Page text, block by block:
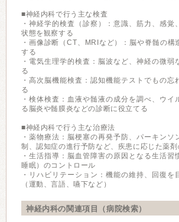
■神経内科で行う主な検査
・神経学的検査（診察）：意識、筋力、感覚
状態を観察する
・画像診断（CT、MRIなど）：脳や脊髄の構
する
・電気生理学的検査：脳波など、神経の微弱
る
・高次脳機能検査：認知機能テストでもの忘
る
・検体検査：血液や髄液の成分を調べ、ウイ
る脳炎や髄膜炎などの診断に役立てる
■神経内科で行う主な治療法
・薬物療法：脳梗塞の再発予防、パーキンソ
制、認知症の進行予防など、疾患に応じた薬剤
・生活指導：脳血管障害の原因となる生活習
睡眠）のコントロール
・リハビリテーション：機能の維持、回復を
（運動、言語、嚥下など）
神経内科の関連項目（病院検索）